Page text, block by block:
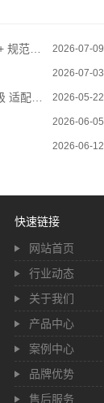
坏概率 2026-07-09
2026-07-03
设需求 2026-05-22
2026-06-05
2026-06-12
快速链接
网站首页
行业动态
关于我们
产品中心
案例中心
品牌优势
售后服务